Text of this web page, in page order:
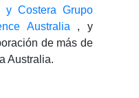
y Costera Grupo
Australia , y
de más de
Australia.